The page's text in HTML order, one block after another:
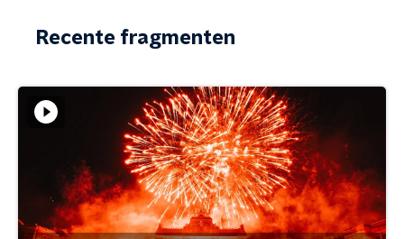
Recente fragmenten